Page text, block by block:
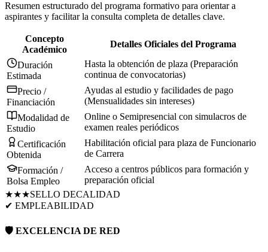
Resumen estructurado del programa formativo para orientar a
aspirantes y facilitar la consulta completa de detalles clave.
Concepto
Académico
Detalles Oficiales del Programa
Duración
Estimada
Hasta la obtención de plaza (Preparación
continua de convocatorias)
Precio /
Financiación
Ayudas al estudio y facilidades de pago
(Mensualidades sin intereses)
Modalidad de
Estudio
Online o Semipresencial con simulacros de
examen reales periódicos
Certificación
Obtenida
Habilitación oficial para plaza de Funcionario
de Carrera
Formación /
Bolsa Empleo
Acceso a centros públicos para formación y
preparación oficial
★★★SELLO DECALIDAD
✔ EMPLEABILIDAD
🛡️ EXCELENCIA DE RED